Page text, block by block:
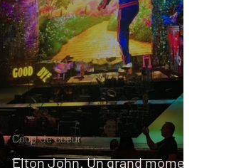
Hommage
Elton John. Un grand moment
Coup de coeur